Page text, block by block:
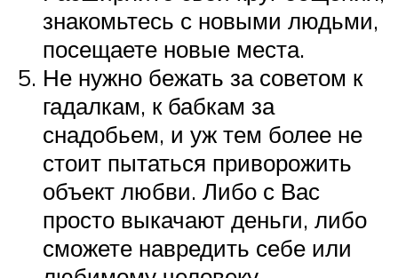
знакомьтесь с новыми людьми,
посещаете новые места.
Не нужно бежать за советом к
гадалкам, к бабкам за
снадобьем, и уж тем более не
стоит пытаться приворожить
объект любви. Либо с Вас
просто выкачают деньги, либо
сможете навредить себе или